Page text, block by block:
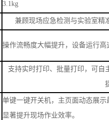
3.1kg
兼顾现场应急检测与实验室精
操作流畅度大幅提升，设备运行
支持实时打印、批量打印，可自
单键一键开关机，主页面动态展
显著提升现场作业效率。